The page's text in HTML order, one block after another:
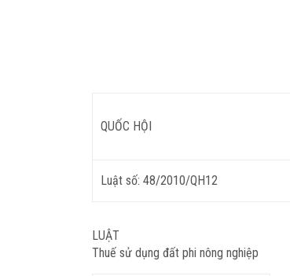
QUỐC HỘI
Luật số: 48/2010/QH12
LUẬT
Thuế sử dụng đất phi nông nghiệp